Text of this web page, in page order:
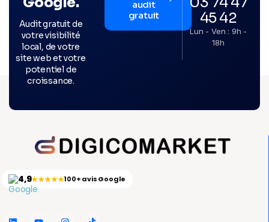
Audit gratuit de
votre visibilité
local, de votre
site web et votre
potentiel de
croissance.
audit
gratuit
45 42
Lun - Ven : 9h -
18h
4,9★★★★★100+ avis Google